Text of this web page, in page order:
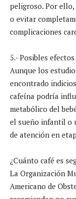
peligroso. Por ello,
o evitar
complicaciones
5.- Posibles
Aunque los
encontrado
cafeína podría
metabólico del
el sueño infantil o
de atención en
¿Cuánto café es
La Organización
Americano de